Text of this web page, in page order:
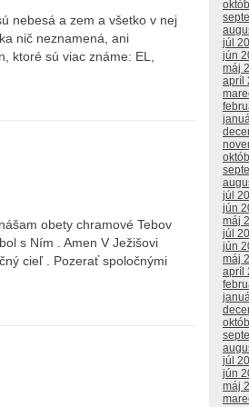
nebesá a zem a všetko v nej
nič neznamená, ani
ktoré sú viac známe: EL,
obety chramové Tebov
s Ním . Amen V Ježišovi
cieľ . Pozerať spoločnými
júl
jún
máj
apríl
júl
jún
máj
júl
jún
máj
apríl
júl
jún
máj